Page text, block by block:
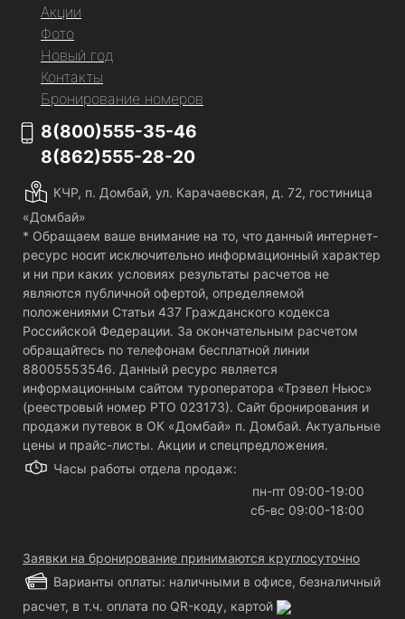
Акции
Фото
Новый год
Контакты
Бронирование номеров
8(800)555-35-46
8(862)555-28-20
КЧР, п. Домбай, ул. Карачаевская, д. 72, гостиница
«Домбай»
* Обращаем ваше внимание на то, что данный интернет-
ресурс носит исключительно информационный характер
и ни при каких условиях результаты расчетов не
являются публичной офертой, определяемой
положениями Статьи 437 Гражданского кодекса
Российской Федерации. За окончательным расчетом
обращайтесь по телефонам бесплатной линии
88005553546. Данный ресурс является
информационным сайтом туроператора «Трэвел Ньюс»
(реестровый номер РТО 023173). Сайт бронирования и
продажи путевок в ОК «Домбай» п. Домбай. Актуальные
цены и прайс-листы. Акции и спецпредложения.
Часы работы отдела продаж:
пн-пт 09:00-19:00
сб-вс 09:00-18:00
Заявки на бронирование принимаются круглосуточно
Варианты оплаты: наличными в офисе, безналичный
расчет, в т.ч. оплата по QR-коду, картой